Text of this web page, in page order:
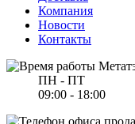
Компания
Новости
Контакты
ПН - ПТ
09:00 - 18:00